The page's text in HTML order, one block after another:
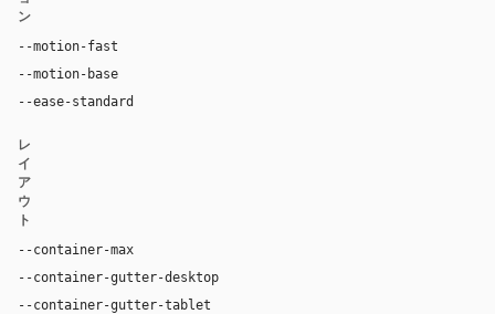
ン
--motion-fast
--motion-base
--ease-standard
レ
イ
ア
ウ
ト
--container-max
--container-gutter-desktop
--container-gutter-tablet